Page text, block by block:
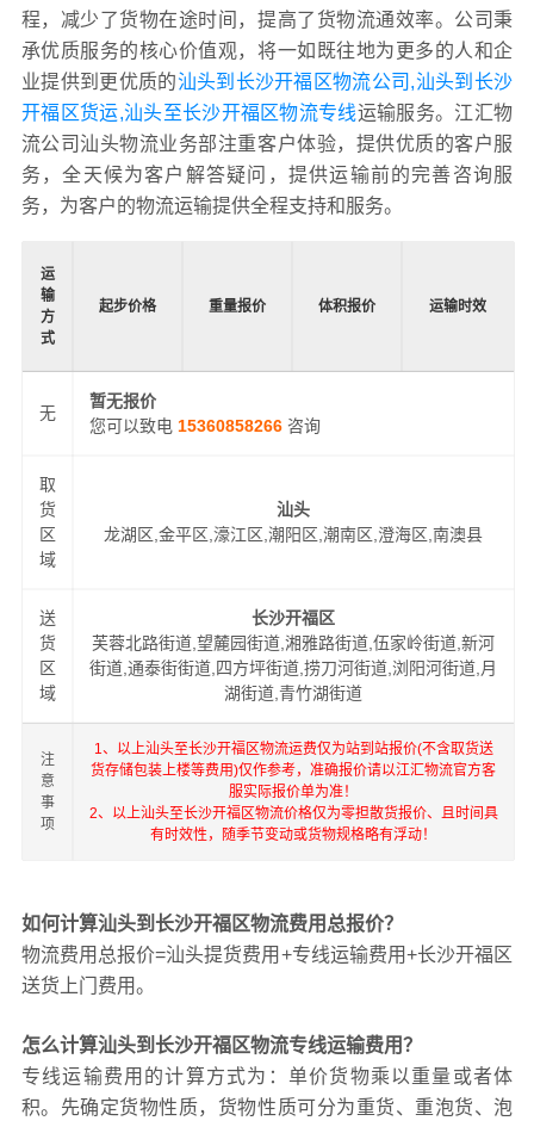
程，减少了货物在途时间，提高了货物流通效率。公司秉
承优质服务的核心价值观，将一如既往地为更多的人和企
业提供到更优质的汕头到长沙开福区物流公司,汕头到长沙
开福区货运,汕头至长沙开福区物流专线运输服务。江汇物
流公司汕头物流业务部注重客户体验，提供优质的客户服
务，全天候为客户解答疑问，提供运输前的完善咨询服
务，为客户的物流运输提供全程支持和服务。
运
输
方
式
起步价格 重量报价 体积报价 运输时效
无
暂无报价
您可以致电 15360858266 咨询
取
货
区
域
汕头
龙湖区,金平区,濠江区,潮阳区,潮南区,澄海区,南澳县
送
货
区
域
长沙开福区
芙蓉北路街道,望麓园街道,湘雅路街道,伍家岭街道,新河
街道,通泰街街道,四方坪街道,捞刀河街道,浏阳河街道,月
湖街道,青竹湖街道
注
意
事
项
1、以上汕头至长沙开福区物流运费仅为站到站报价(不含取货送
货存储包装上楼等费用)仅作参考，准确报价请以江汇物流官方客
服实际报价单为准！
2、以上汕头至长沙开福区物流价格仅为零担散货报价、且时间具
有时效性，随季节变动或货物规格略有浮动！
如何计算汕头到长沙开福区物流费用总报价？
物流费用总报价=汕头提货费用+专线运输费用+长沙开福区
送货上门费用。
怎么计算汕头到长沙开福区物流专线运输费用？
专线运输费用的计算方式为：单价货物乘以重量或者体
积。先确定货物性质，货物性质可分为重货、重泡货、泡